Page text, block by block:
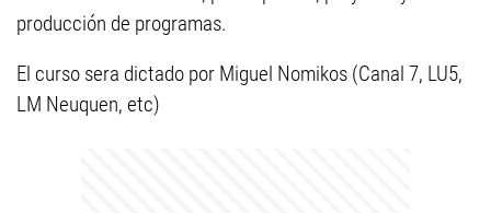
producción de programas.
El curso sera dictado por Miguel Nomikos (Canal 7, LU5,
LM Neuquen, etc)